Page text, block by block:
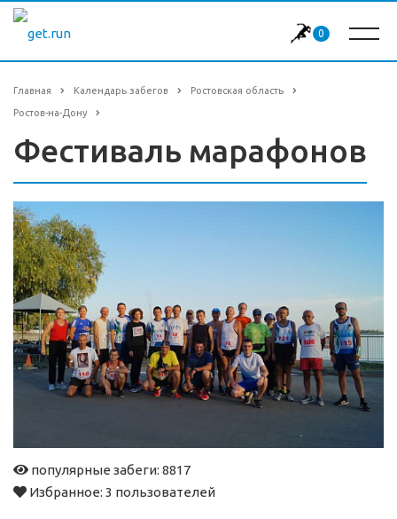
0
Главная Календарь забегов Ростовская область
Ростов-на-Дону
Фестиваль марафонов
популярные забеги: 8817
Избранное: 3 пользователей